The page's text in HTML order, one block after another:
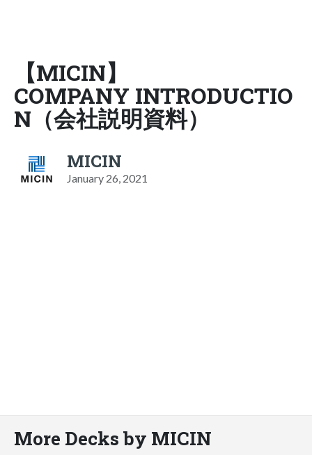
【MICIN】
COMPANY INTRODUCTIO
N（会社説明資料）
MICIN
January 26, 2021
More Decks by MICIN